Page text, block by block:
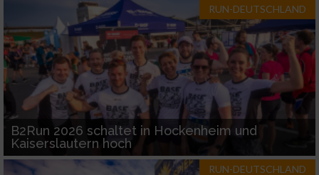
RUN-DEUTSCHLAND
B2Run 2026 schaltet in Hockenheim und
Kaiserslautern hoch
RUN-DEUTSCHLAND